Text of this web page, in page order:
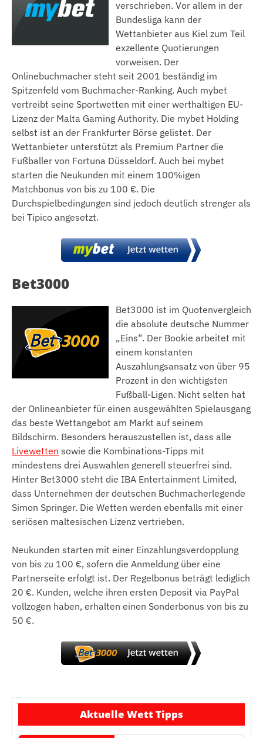
verschrieben. Vor allem in der
Bundesliga kann der
Wettanbieter aus Kiel zum Teil
exzellente Quotierungen
vorweisen. Der
Onlinebuchmacher steht seit 2001 beständig im
Spitzenfeld vom Buchmacher-Ranking. Auch mybet
vertreibt seine Sportwetten mit einer werthaltigen EU-
Lizenz der Malta Gaming Authority. Die mybet Holding
selbst ist an der Frankfurter Börse gelistet. Der
Wettanbieter unterstützt als Premium Partner die
Fußballer von Fortuna Düsseldorf. Auch bei mybet
starten die Neukunden mit einem 100%igen
Matchbonus von bis zu 100 €. Die
Durchspielbedingungen sind jedoch deutlich strenger als
bei Tipico angesetzt.
Bet3000
Bet3000 ist im Quotenvergleich
die absolute deutsche Nummer
„Eins“. Der Bookie arbeitet mit
einem konstanten
Auszahlungsansatz von über 95
Prozent in den wichtigsten
Fußball-Ligen. Nicht selten hat
der Onlineanbieter für einen ausgewählten Spielausgang
das beste Wettangebot am Markt auf seinem
Bildschirm. Besonders herauszustellen ist, dass alle
Livewetten sowie die Kombinations-Tipps mit
mindestens drei Auswahlen generell steuerfrei sind.
Hinter Bet3000 steht die IBA Entertainment Limited,
dass Unternehmen der deutschen Buchmacherlegende
Simon Springer. Die Wetten werden ebenfalls mit einer
seriösen maltesischen Lizenz vertrieben.
Neukunden starten mit einer Einzahlungsverdopplung
von bis zu 100 €, sofern die Anmeldung über eine
Partnerseite erfolgt ist. Der Regelbonus beträgt lediglich
20 €. Kunden, welche ihren ersten Deposit via PayPal
vollzogen haben, erhalten einen Sonderbonus von bis zu
50 €.
Aktuelle Wett Tipps